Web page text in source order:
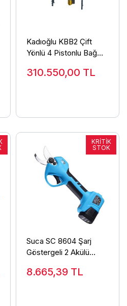
Kadıoğlu KBB2 Çift
Yönlü 4 Pistonlu Bağ
Makinesi
310.550,00 TL
Suca SC 8604 Şarj
Göstergeli 2 Akülü
8.665,39 TL